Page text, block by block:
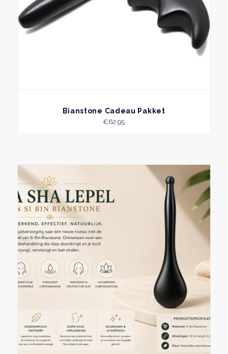
BEKIJKBianstone Cadeau Pakket
€62,95